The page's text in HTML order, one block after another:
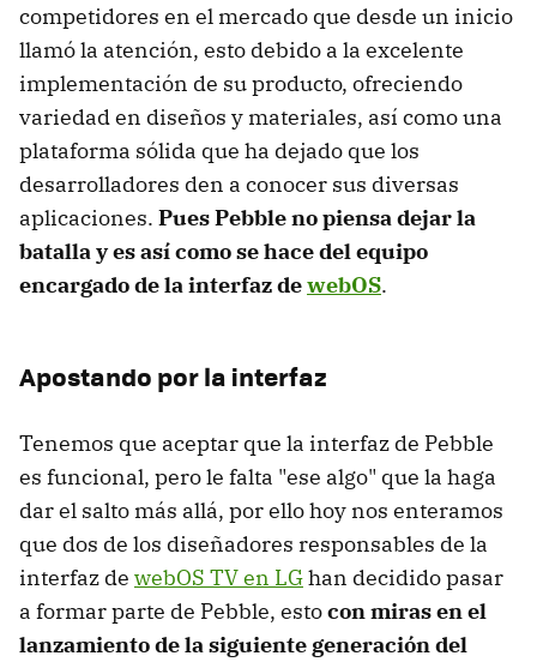
competidores en el mercado que desde un inicio
llamó la atención, esto debido a la excelente
implementación de su producto, ofreciendo
variedad en diseños y materiales, así como una
plataforma sólida que ha dejado que los
desarrolladores den a conocer sus diversas
aplicaciones. Pues Pebble no piensa dejar la
batalla y es así como se hace del equipo
encargado de la interfaz dewebOS.
Apostando por la interfaz
Tenemos que aceptar que la interfaz de Pebble
es funcional, pero le falta "ese algo" que la haga
dar el salto más allá, por ello hoy nos enteramos
que dos de los diseñadores responsables de la
interfaz de webOS TV en LGhan decidido pasar
a formar parte de Pebble, estocon miras en el
lanzamiento de la siguiente generación del